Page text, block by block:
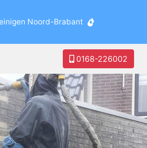
Noord-Brabant
0168-226002